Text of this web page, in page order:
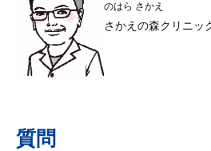
のはら さかえ
さかえの森クリニッ
質問